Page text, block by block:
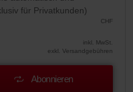
für Privatkunden)
CHF
inkl. MwSt.
exkl. Versandgebühren
Abonnieren